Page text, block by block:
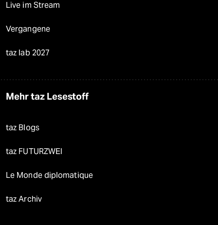
Live im Stream
Vergangene
taz lab 2027
Mehr taz Lesestoff
taz Blogs
taz FUTURZWEI
Le Monde diplomatique
taz Archiv